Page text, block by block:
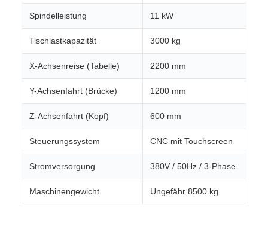
Spindelleistung 11 kW
Tischlastkapazität 3000 kg
X-Achsenreise (Tabelle) 2200 mm
Y-Achsenfahrt (Brücke) 1200 mm
Z-Achsenfahrt (Kopf) 600 mm
Steuerungssystem CNC mit Touchscreen
Stromversorgung 380V / 50Hz / 3-Phase
Maschinengewicht Ungefähr 8500 kg